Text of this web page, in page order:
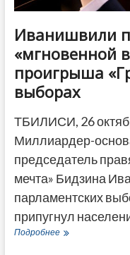
Иванишвили
«мгновенной
проигрыша
выборах
ТБИЛИСИ, 26
Миллиардер-
председатель
мечта» Бидзина
парламентских
припугнул
ПодробнееИванишвили